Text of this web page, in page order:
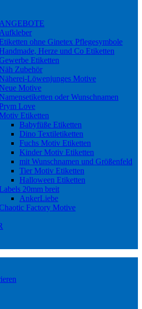
ANGEBOTE
Aufkleber
ohne Ginetex Pflegesymbole
Herze und Co Etiketten
Etiketten
Zubehör
Löwenjunges Motive
Motive
oder Wunschnamen
Love
Etiketten
Babyfüße Etiketten
Dino Textiletiketten
Fuchs Motiv Etiketten
Kinder Motiv Etiketten
mit Wunschnamen und Größenfeld
Tier Motiv Etiketten
Halloween Etiketten
20mm breit
AnkerLiebe
Factory Motive